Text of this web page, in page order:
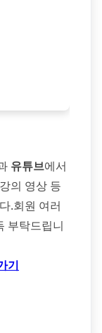
유튜브에서
의 영상 등
.회원 여러
부탁드립니
기